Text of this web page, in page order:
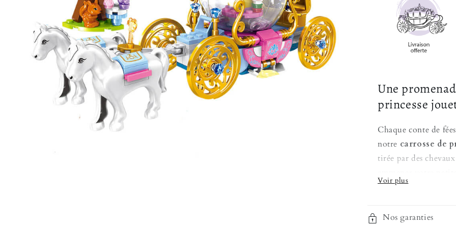
Une
princesse
Chaque conte de
notre carrosse de
tirée par des
aventure périlleuse !
là où ses plus
Nos garanties